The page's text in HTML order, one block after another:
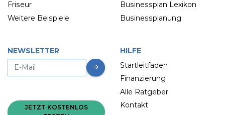
Friseur
Weitere Beispiele
Businessplan Lexikon
Businessplanung
NEWSLETTER
JETZT KOSTENLOS
HILFE
Startleitfaden
Finanzierung
Alle Ratgeber
Kontakt